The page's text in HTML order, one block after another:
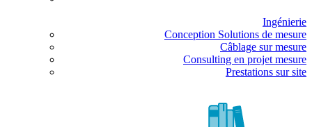
Ingénierie
Conception Solutions de mesure
Câblage sur mesure
Consulting en projet mesure
Prestations sur site